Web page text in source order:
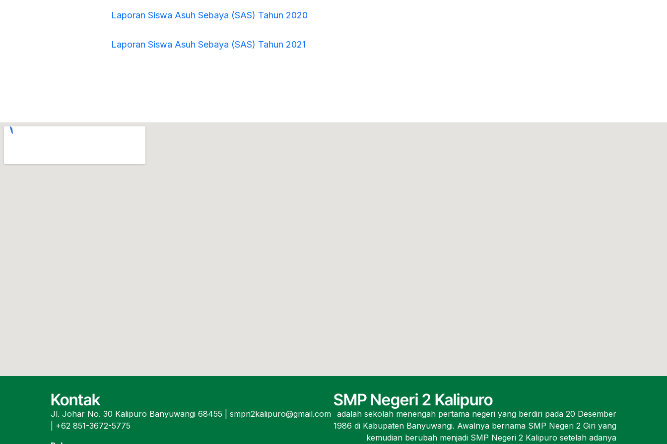
Laporan Siswa Asuh Sebaya (SAS) Tahun 2020
Laporan Siswa Asuh Sebaya (SAS) Tahun 2021
Kontak
Jl. Johar No. 30 Kalipuro Banyuwangi 68455 | smpn2kalipuro@gmail.com
| +62 851-3672-5775
SMP Negeri 2 Kalipuro
adalah sekolah menengah pertama negeri yang berdiri pada 20 Desember
1986 di Kabupaten Banyuwangi. Awalnya bernama SMP Negeri 2 Giri yang
kemudian berubah menjadi SMP Negeri 2 Kalipuro setelah adanya